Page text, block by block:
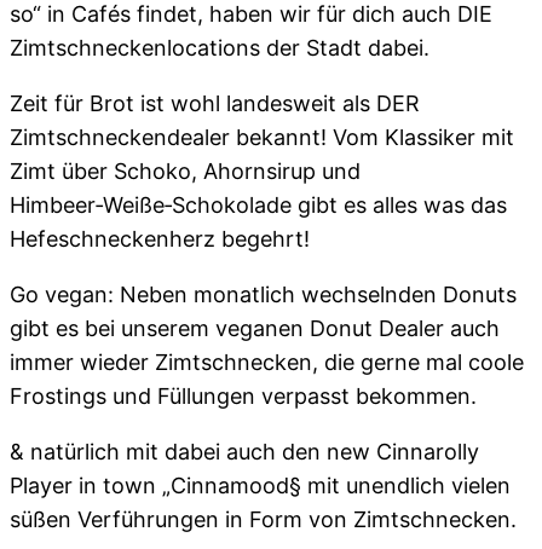
so“ in Cafés findet, haben wir für dich auch DIE
Zimtschneckenlocations der Stadt dabei.
Zeit für Brot ist wohl landesweit als DER
Zimtschneckendealer bekannt! Vom Klassiker mit
Zimt über Schoko, Ahornsirup und
Himbeer‑Weiße‑Schokolade gibt es alles was das
Hefeschneckenherz begehrt!
Go vegan: Neben monatlich wechselnden Donuts
gibt es bei unserem veganen Donut Dealer auch
immer wieder Zimtschnecken, die gerne mal coole
Frostings und Füllungen verpasst bekommen.
& natürlich mit dabei auch den new Cinnarolly
Player in town „Cinnamood§ mit unendlich vielen
süßen Verführungen in Form von Zimtschnecken.